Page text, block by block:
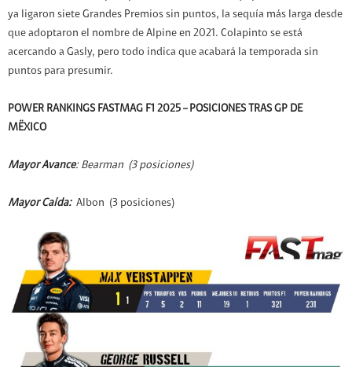
ya ligaron siete Grandes Premios sin puntos, la sequía más larga desde
que adoptaron el nombre de Alpine en 2021. Colapinto se está
acercando a Gasly, pero todo indica que acabará la temporada sin
puntos para presumir.
POWER RANKINGS FASTMAG F1 2025 – POSICIONES TRAS GP DE
MËXICO
Mayor Avance: Bearman (3 posiciones)
Mayor Caída:Albon (3 posiciones)